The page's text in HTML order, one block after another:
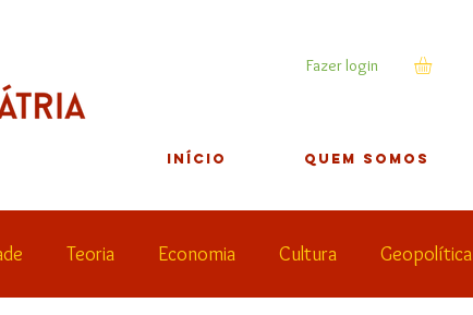
Fazer login
INÍCIO QUEM SOMOS
Teoria Economia Cultura Geopolítica